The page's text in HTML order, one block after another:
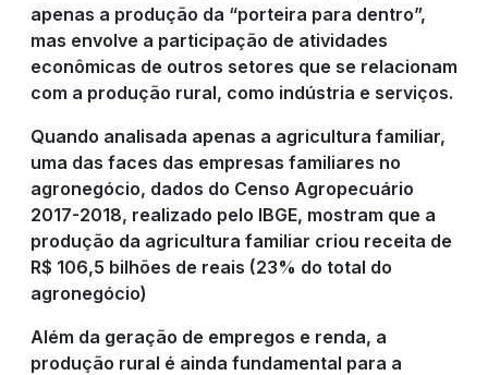
apenas a produção da “porteira para dentro”,
mas envolve a participação de atividades
econômicas de outros setores que se relacionam
com a produção rural, como indústria e serviços.
Quando analisada apenas a agricultura familiar,
uma das faces das empresas familiares no
agronegócio, dados do Censo Agropecuário
2017-2018, realizado pelo IBGE, mostram que a
produção da agricultura familiar criou receita de
R$ 106,5 bilhões de reais (23% do total do
agronegócio)
Além da geração de empregos e renda, a
produção rural é ainda fundamental para a